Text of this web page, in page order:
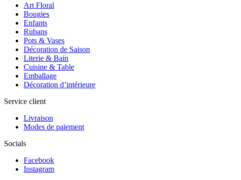
Art Floral
Bougies
Enfants
Rubans
Pots & Vases
Décoration de Saison
Literie & Bain
Cuisine & Table
Emballage
Décoration d’intérieure
Service client
Livraison
Modes de paiement
Socials
Facebook
Instagram